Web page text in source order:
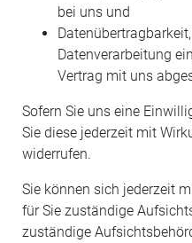
bei uns und
Datenverarbeitung
Vertrag mit uns
Sofern Sie uns eine
Sie diese jederzeit mit
widerrufen.
Sie können sich jederzeit
für Sie zuständige
zuständige